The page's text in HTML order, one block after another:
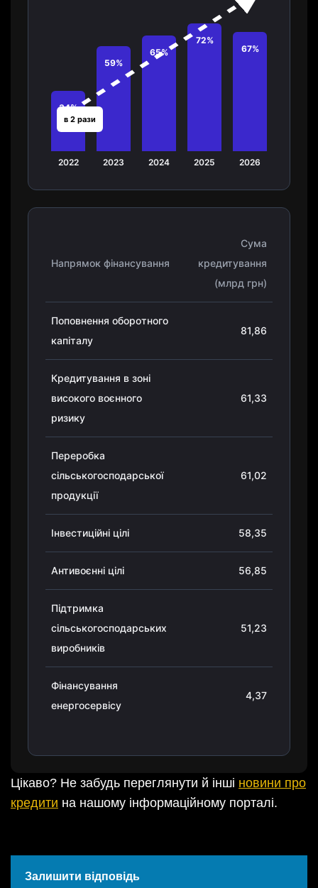
в 2 рази
34%
2022
59%
2023
65%
2024
72%
2025
67%
2026
Напрямок фінансування
Сума
кредитування
(млрд грн)
Поповнення оборотного
капіталу
81,86
Кредитування в зоні
високого воєнного
ризику
61,33
Переробка
сільськогосподарської
продукції
61,02
Інвестиційні цілі 58,35
Антивоєнні цілі 56,85
Підтримка
сільськогосподарських
виробників
51,23
Фінансування
енергосервісу
4,37
Цікаво? Не забудь переглянути й інші новини про
кредити на нашому інформаційному порталі.
Залишити відповідь